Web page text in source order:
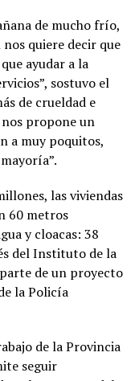
de mucho frío,
quiere decir que
ayudar a la
sostuvo el
de crueldad e
propone un
a muy poquitos,
las viviendas
60 metros
y cloacas: 38
del Instituto de la
de un proyecto
la Policía
de la Provincia
seguir